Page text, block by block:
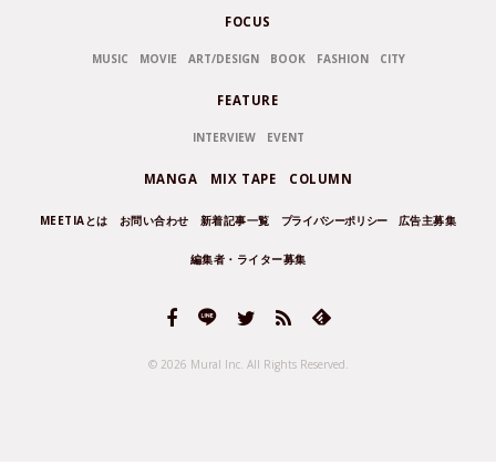
FOCUS
MUSIC MOVIE ART/DESIGN BOOK FASHION CITY
FEATURE
INTERVIEW EVENT
MANGA MIX TAPE COLUMN
MEETIAとは お問い合わせ 新着記事一覧 プライバシーポリシー 広告主募集
編集者・ライター募集
© 2026 Mural Inc. All Rights Reserved.